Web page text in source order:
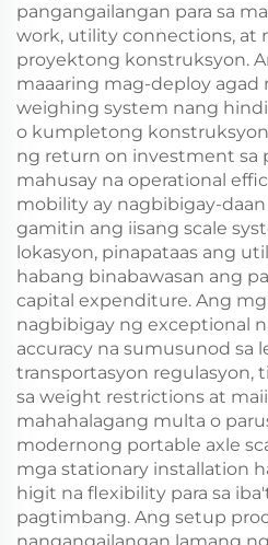
pangangailangan para sa
work, utility connections, at
proyektong konstruksyon.
maaaring mag-deploy agad
weighing system nang
o kumpletong
ng return on investment sa
mahusay na operational
mobility ay nagbibigay-
gamitin ang iisang scale
lokasyon, pinapataas ang
habang binabawasan ang
capital expenditure. Ang
nagbibigay ng exceptional
accuracy na sumusunod sa
transportasyon regulasyon,
sa weight restrictions at
mahahalagang multa o
modernong portable axle
mga stationary installation
higit na flexibility para sa
pagtimbang. Ang setup